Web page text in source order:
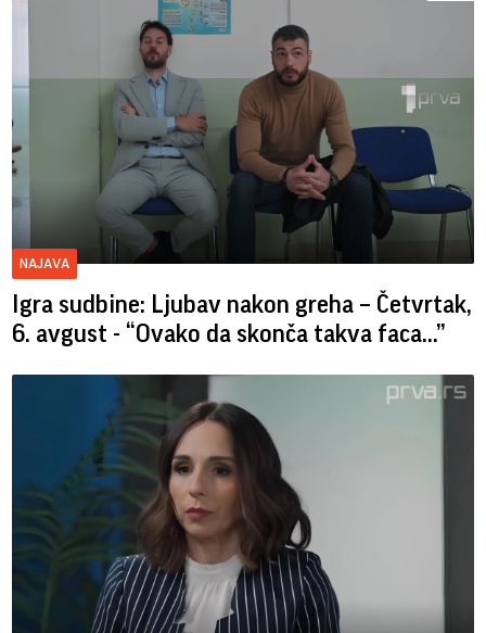
NAJAVA
Igra sudbine: Ljubav nakon greha – Četvrtak,
6. avgust - “Ovako da skonča takva faca…”